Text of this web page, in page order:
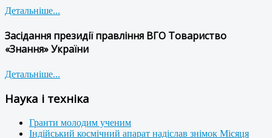
Детальніше...
Засідання президії правління ВГО Товариство
«Знання» України
Детальніше...
Наука і техніка
Гранти молодим ученим
Індійський космічний апарат надіслав знімок Місяця